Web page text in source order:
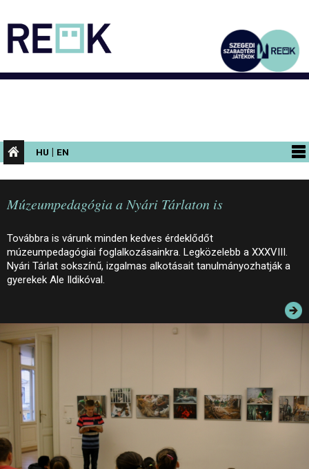
HU | EN
PROGRAMOK
KIÁLLÍTÁSOK
AZ ÉPÜLET
INFORMÁCIÓK
KÖZÉRDEKŰ ADATOK
Múzeumpedagógia a Nyári Tárlaton is
Továbbra is várunk minden kedves érdeklődőt
múzeumpedagógiai foglalkozásainkra. Legközelebb a XXXVIII.
Nyári Tárlat sokszínű, izgalmas alkotásait tanulmányozhatják a
gyerekek Ale Ildikóval.